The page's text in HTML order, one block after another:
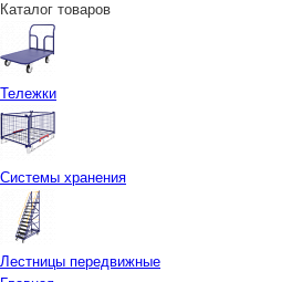
Каталог товаров
Тележки
Системы хранения
Лестницы передвижные